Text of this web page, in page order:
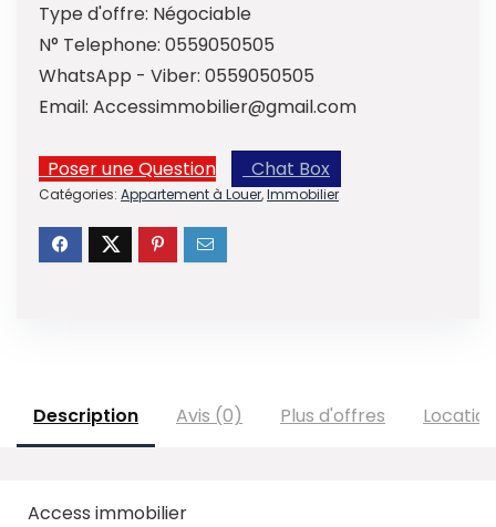
Type d'offre: Négociable
N° Telephone: 0559050505
WhatsApp - Viber: 0559050505
Email: Accessimmobilier@gmail.com
Poser une Question Chat Box
Catégories: Appartement à Louer,Immobilier
Description Avis (0) Plus d'offres Location
Access immobilier